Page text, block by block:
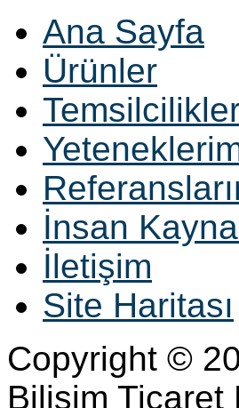
Ana Sayfa
Ürünler
İnsan
İletişim
Site Haritası
Copyright ©
Bilisim Ticaret